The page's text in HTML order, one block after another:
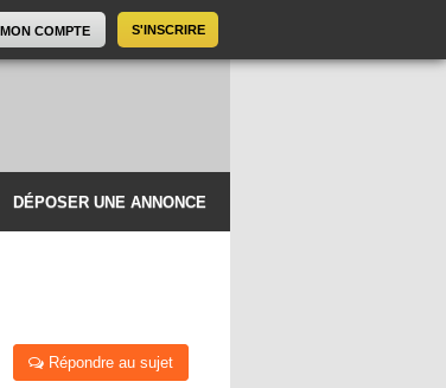
S'INSCRIRE
MON COMPTE
DÉPOSER UNE ANNONCE
Répondre au sujet